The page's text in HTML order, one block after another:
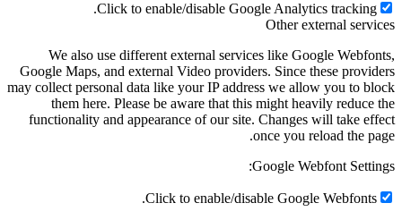
Click to enable/disable Google
Other
We also use different external services like
Google Maps, and external Video providers. Since
may collect personal data like your IP address we
them here. Please be aware that this might
functionality and appearance of our site. Changes
once you
Google
Click to enable/disable